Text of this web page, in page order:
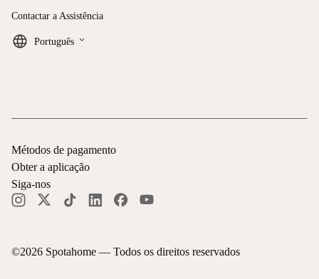
Contactar a Assistência
Português keyboard_arrow_down
©2026 Spotahome — Todos os direitos reservados
Métodos de pagamento
Obter a aplicação
Siga-nos